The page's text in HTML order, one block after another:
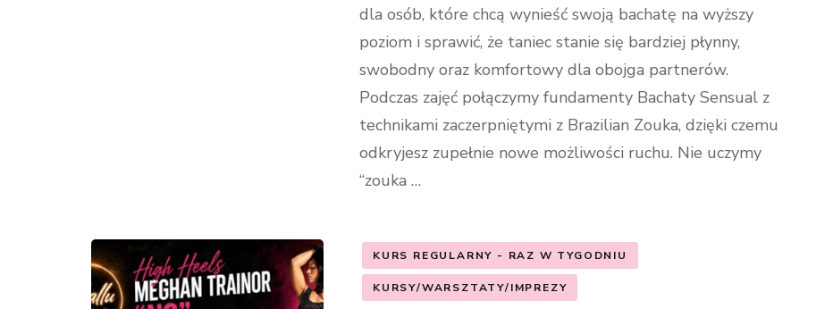
dla osób, które chcą wynieść swoją bachatę na wyższy
poziom i sprawić, że taniec stanie się bardziej płynny,
swobodny oraz komfortowy dla obojga partnerów.
Podczas zajęć połączymy fundamenty Bachaty Sensual z
technikami zaczerpniętymi z Brazilian Zouka, dzięki czemu
odkryjesz zupełnie nowe możliwości ruchu. Nie uczymy
“zouka …
KURS REGULARNY - RAZ W TYGODNIU
KURSY/WARSZTATY/IMPREZY